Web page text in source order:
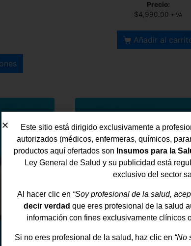
Precio:
$4,990.00 +IVA
Añadir al
Este sitio está dirigido exclusivamente a
autorizados (médicos, enfermeras, químicos,
productos aquí ofertados son Insumos para la
Ley General de Salud y su publicidad está
exclusivo del sector
Al hacer clic en “Soy profesional de la salud,
decir verdad que eres profesional de la salud
información con fines exclusivamente clínicos
Si no eres profesional de la salud, haz clic en “No